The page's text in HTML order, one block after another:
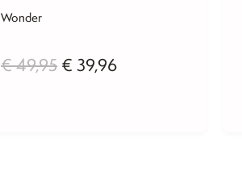
Wonder
€49,95 Oorspronkelijke
€ 39,96Huidige